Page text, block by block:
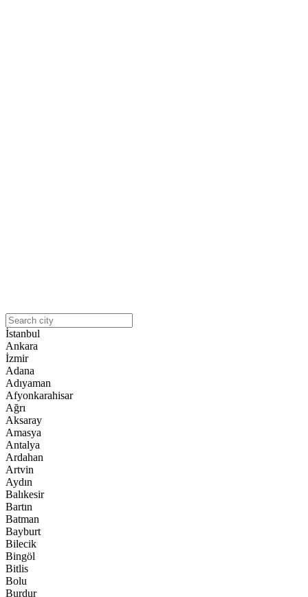
İstanbul
Ankara
İzmir
Adana
Adıyaman
Afyonkarahisar
Ağrı
Aksaray
Amasya
Antalya
Ardahan
Artvin
Aydın
Balıkesir
Bartın
Batman
Bayburt
Bilecik
Bingöl
Bitlis
Bolu
Burdur